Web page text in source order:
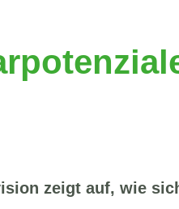
zeigt auf, wie